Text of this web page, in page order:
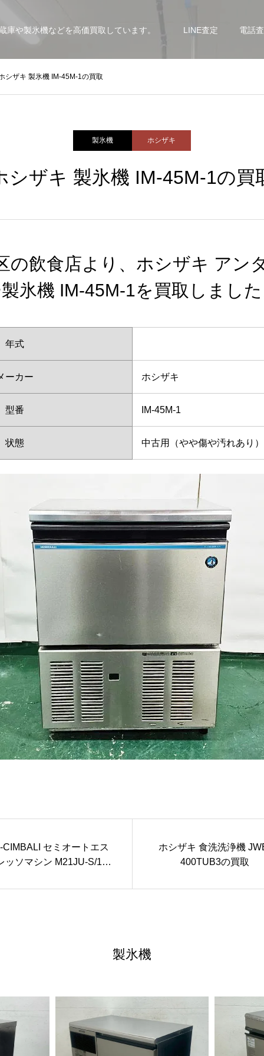
庫や製氷機などを高価買取しています。 LINE査定 電話
シザキ 製氷機 IM-45M-1の買取
製氷機 ホシザキ
シザキ 製氷機 IM-45M-1の買
の飲食店より、ホシザキ アン
氷機 IM-45M-1を買取しまし
年式
ーカー ホシザキ
型番 IM-45M-1
状態 中古用（やや傷や汚れあり）
CIMBALI セミオートエス
ッソマシン M21JU-S/1の
ホシザキ 食洗洗浄機
400TUB3の買取
製氷機